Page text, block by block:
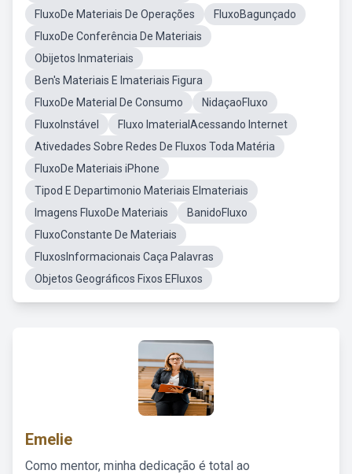
FluxoDe Materiais De Operações
FluxoBagunçado
FluxoDe Conferência De Materiais
Obijetos Inmateriais
Ben's Materiais E Imateriais Figura
FluxoDe Material De Consumo
NidaçaoFluxo
FluxoInstável
Fluxo ImaterialAcessando Internet
Ativedades Sobre Redes De Fluxos Toda Matéria
FluxoDe Materiais iPhone
Tipod E Departimonio Materiais EImateriais
Imagens FluxoDe Materiais
BanidoFluxo
FluxoConstante De Materiais
FluxosInformacionais Caça Palavras
Objetos Geográficos Fixos EFluxos
Emelie
Como mentor, minha dedicação é total ao